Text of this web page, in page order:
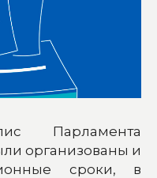
Парламента
организованы и
сроки, в